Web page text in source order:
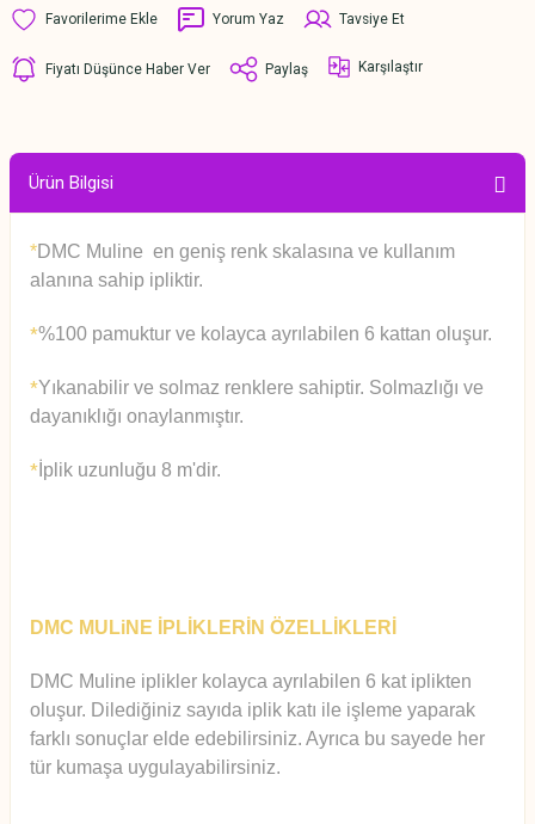
Yorum Yaz Tavsiye Et
Fiyatı Düşünce Haber Ver Paylaş Karşılaştır
Ürün Bilgisi
*DMC Muline en geniş renk skalasına ve kullanım
alanına sahip ipliktir.
*%100 pamuktur ve kolayca ayrılabilen 6 kattan oluşur.
*Yıkanabilir ve solmaz renklere sahiptir. Solmazlığı ve
dayanıklığı onaylanmıştır.
* İplik uzunluğu 8 m'dir.
DMC MULiNE İPLİKLERİN ÖZELLİKLERİ
DMC Muline iplikler kolayca ayrılabilen 6 kat iplikten
oluşur. Dilediğiniz sayıda iplik katı ile işleme yaparak
farklı sonuçlar elde edebilirsiniz. Ayrıca bu sayede her
tür kumaşa uygulayabilirsiniz.